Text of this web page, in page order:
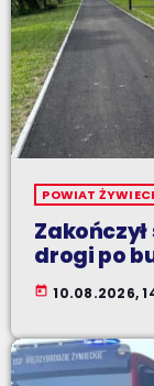
POWIAT
drogi po
today 10.08.2026,